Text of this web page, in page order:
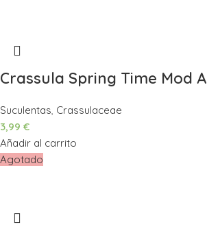
Crassula Spring Time Mod A
Suculentas, Crassulaceae
3,99 €
Añadir al carrito
Agotado